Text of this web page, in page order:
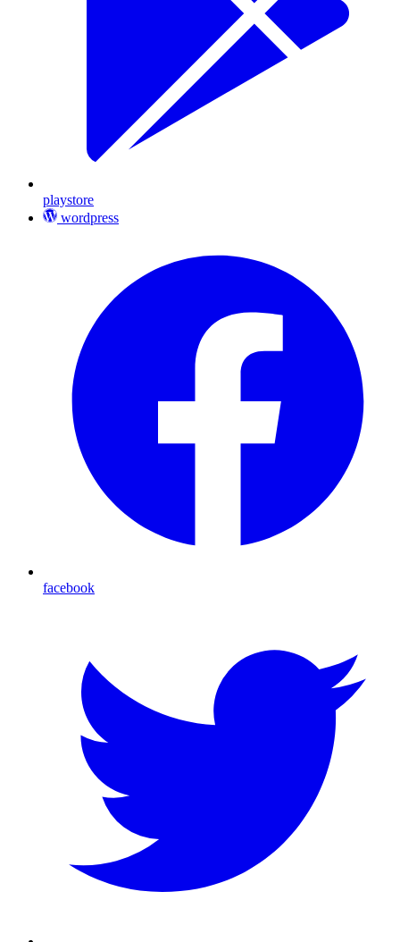
playstore
wordpress
facebook